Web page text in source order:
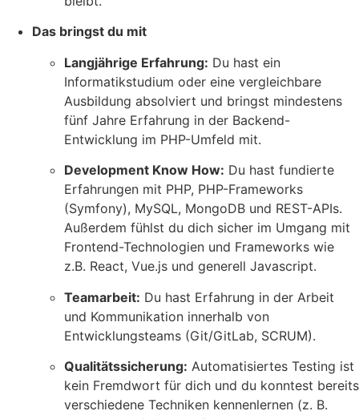
Das bringst du mit
Langjährige Erfahrung: Du hast ein
Informatikstudium oder eine vergleichbare
Ausbildung absolviert und bringst mindestens
fünf Jahre Erfahrung in der Backend-
Entwicklung im PHP-Umfeld mit.
Development Know How: Du hast fundierte
Erfahrungen mit PHP, PHP-Frameworks
(Symfony), MySQL, MongoDB und REST-APIs.
Außerdem fühlst du dich sicher im Umgang mit
Frontend-Technologien und Frameworks wie
z.B. React, Vue.js und generell Javascript.
Teamarbeit: Du hast Erfahrung in der Arbeit
und Kommunikation innerhalb von
Entwicklungsteams (Git/GitLab, SCRUM).
Qualitätssicherung: Automatisiertes Testing ist
kein Fremdwort für dich und du konntest bereits
verschiedene Techniken kennenlernen (z. B.